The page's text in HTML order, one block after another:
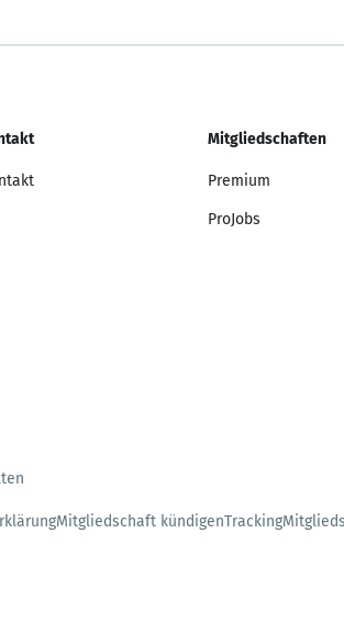
Mitgliedschaften
Premium
ProJobs
Mitgliedschaft kündigenTracking